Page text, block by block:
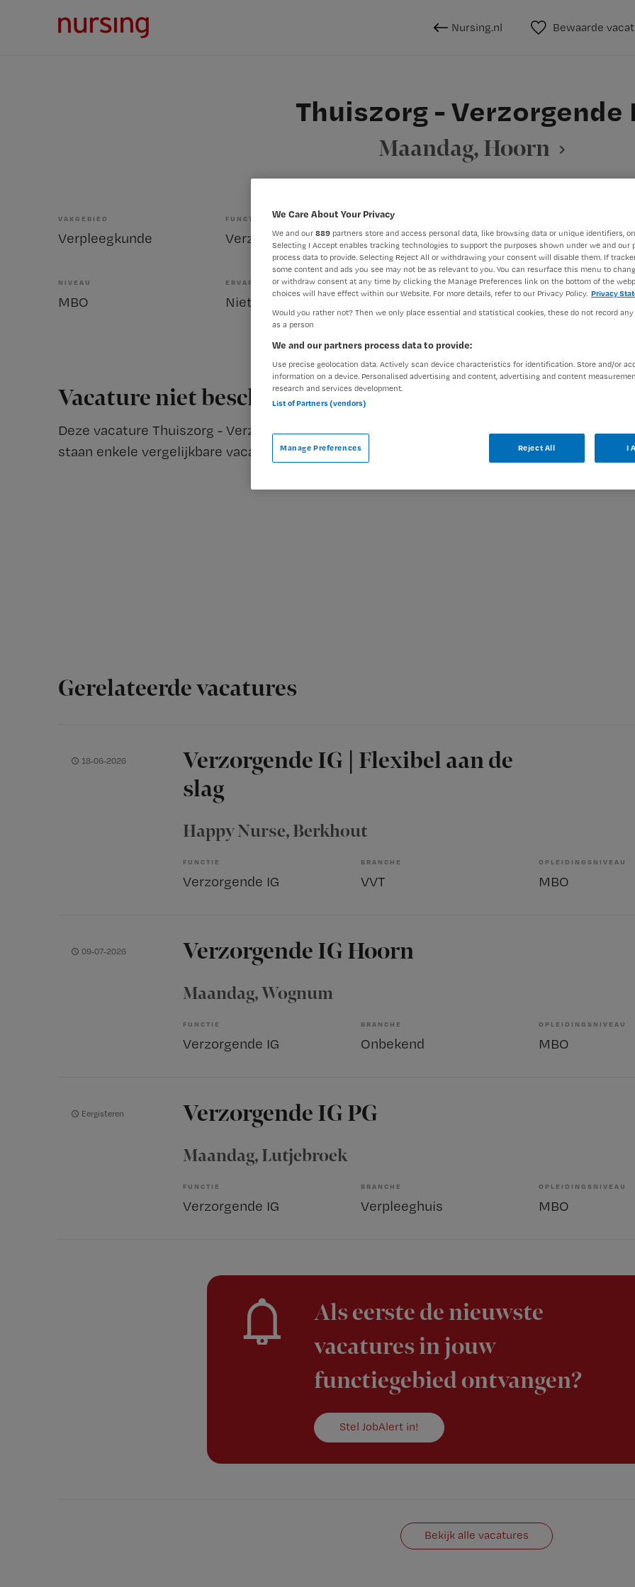
Nursing.nl Bewaarde
Thuiszorg - Verzorgende
Maandag, Hoorn
VAKGEBIED
Verpleegkunde
FUNCTIE
Verzorgende IG
BRANCHE
Thuiszorg Niet nader
NIVEAU
MBO
ERVARING
Niet nader bepaald
DIENSTVERBAND
Niet nader bepaald
Vacature niet beschikbaar
Deze vacature Thuiszorg - Verzorgende IG bij Maandag is niet meer actueel. Hieronder
staan enkele vergelijkbare vacatures die voor u wellicht interessant zijn.
Gerelateerde vacatures
18-06-2026
Verzorgende IG | Flexibel aan de
slag
Happy Nurse, Berkhout
FUNCTIE
Verzorgende IG
BRANCHE
VVT
OPLEIDINGSNIVEAU
MBO
09-07-2026 Verzorgende IG Hoorn
Maandag, Wognum
FUNCTIE
Verzorgende IG
BRANCHE
Onbekend
OPLEIDINGSNIVEAU
MBO
Eergisteren Verzorgende IG PG
Maandag, Lutjebroek
FUNCTIE
Verzorgende IG
BRANCHE
Verpleeghuis
OPLEIDINGSNIVEAU
MBO
Als eerste de nieuwste
vacatures in jouw
functiegebied ontvangen?
Stel JobAlert in!
Bekijk alle vacatures
We Care About Your Privacy
We and our 889 partners store and access personal data, like browsing data or unique identifiers,
Selecting I Accept enables tracking technologies to support the purposes shown under we and our
process data to provide. Selecting Reject All or withdrawing your consent will disable them. If
some content and ads you see may not be as relevant to you. You can resurface this menu to
or withdraw consent at any time by clicking the Manage Preferences link on the bottom of the
choices will have effect within our Website. For more details, refer to our Privacy Policy. Privacy
Would you rather not? Then we only place essential and statistical cookies, these do not record
as a person
We and our partners process data to provide:
Use precise geolocation data. Actively scan device characteristics for identification. Store and/or
information on a device. Personalised advertising and content, advertising and content
research and services development.
List of Partners (vendors)
Manage Preferences Reject All I